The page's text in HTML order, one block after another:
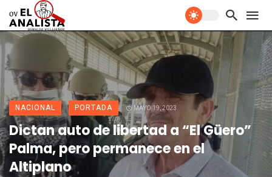
NACIONAL PORTADA MAYO 19, 2023
Dictan auto de libertad a “El Güero”
Palma, pero permanece en el
Altiplano